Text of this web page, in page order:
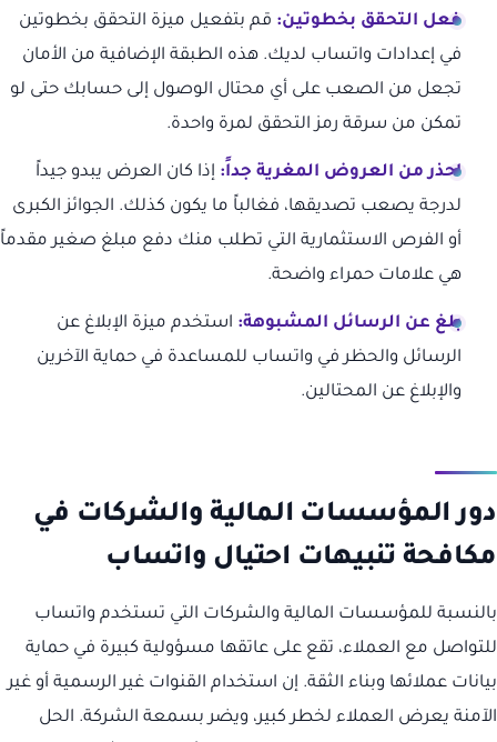
فعل التحقق بخطوتين: قم بتفعيل ميزة التحقق بخطوتين
في إعدادات واتساب لديك. هذه الطبقة الإضافية من الأمان
تجعل من الصعب على أي محتال الوصول إلى حسابك حتى لو
تمكن من سرقة رمز التحقق لمرة واحدة.
احذر من العروض المغرية جداً: إذا كان العرض يبدو جيداً
لدرجة يصعب تصديقها، فغالباً ما يكون كذلك. الجوائز الكبرى
أو الفرص الاستثمارية التي تطلب منك دفع مبلغ صغير مقدماً
هي علامات حمراء واضحة.
بلغ عن الرسائل المشبوهة: استخدم ميزة الإبلاغ عن
الرسائل والحظر في واتساب للمساعدة في حماية الآخرين
والإبلاغ عن المحتالين.
دور المؤسسات المالية والشركات في
مكافحة تنبيهات احتيال واتساب
بالنسبة للمؤسسات المالية والشركات التي تستخدم واتساب
للتواصل مع العملاء، تقع على عاتقها مسؤولية كبيرة في حماية
بيانات عملائها وبناء الثقة. إن استخدام القنوات غير الرسمية أو غير
الآمنة يعرض العملاء لخطر كبير، ويضر بسمعة الشركة. الحل